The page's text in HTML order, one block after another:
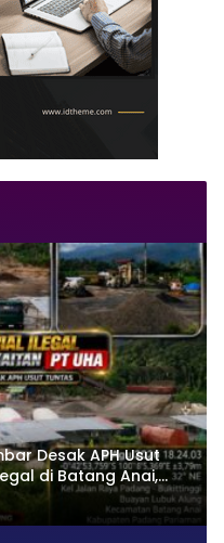
Desak APH Usut
di Batang Anai,
PT UHA Diminta